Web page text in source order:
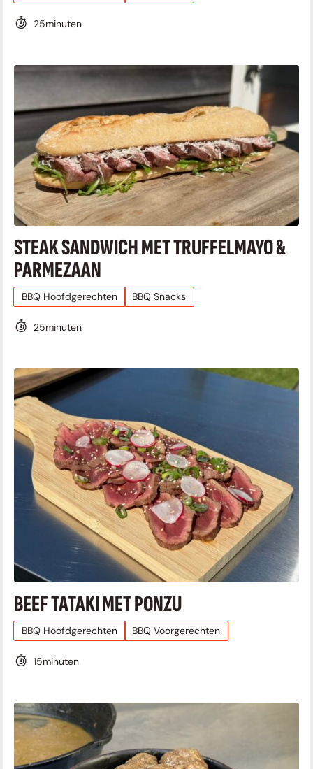
25minuten
STEAK SANDWICH MET TRUFFELMAYO &
PARMEZAAN
BBQ Hoofdgerechten BBQ Snacks
25minuten
BEEF TATAKI MET PONZU
BBQ Hoofdgerechten BBQ Voorgerechten
15minuten